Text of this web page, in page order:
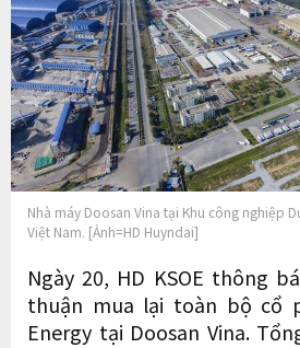
Nhà máy Doosan Vina tại Khu công nghiệp
Việt Nam. [Ảnh=HD Huyndai]
Ngày 20, HD KSOE thông
thuận mua lại toàn bộ cổ
Energy tại Doosan Vina.